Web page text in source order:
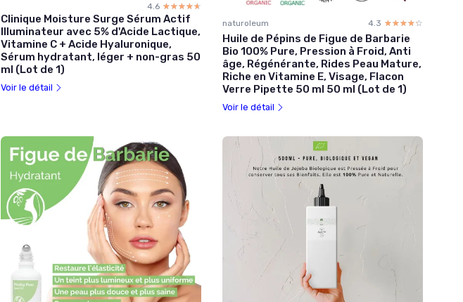
4.6 ☆☆☆☆☆
★★★★★
Clinique Moisture Surge Sérum Actif
Illuminateur avec 5% d'Acide Lactique,
Vitamine C + Acide Hyaluronique,
Sérum hydratant, léger + non-gras 50
ml (Lot de 1)
Voir le détail
naturoleum 4.3 ☆☆☆☆☆
★★★★★
Huile de Pépins de Figue de Barbarie
Bio 100% Pure, Pression à Froid, Anti
âge, Régénérante, Rides Peau Mature,
Riche en Vitamine E, Visage, Flacon
Verre Pipette 50 ml 50 ml (Lot de 1)
Voir le détail